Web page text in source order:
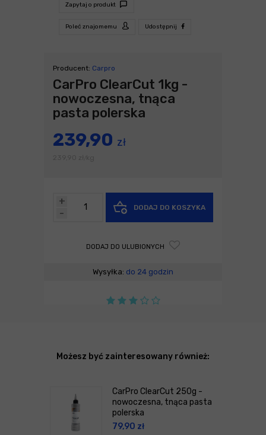
Zapytaj o produkt
Poleć znajomemu Udostępnij
Producent: Carpro
CarPro ClearCut 1kg -
nowoczesna, tnąca
pasta polerska
239,90 zł
-
+
DODAJ DO KOSZYKA
DODAJ DO ULUBIONYCH
Wysyłka: do 24 godzin
Możesz być zainteresowany również:
CarPro ClearCut 250g -
nowoczesna, tnąca pasta
polerska
79,90 zł